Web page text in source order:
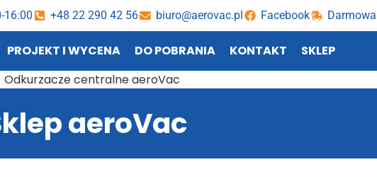
16:00 +48 22 290 42 56 biuro@aerovac.pl Facebook
PROJEKT I WYCENA DO POBRANIA KONTAKT SKLEP
aeroVac